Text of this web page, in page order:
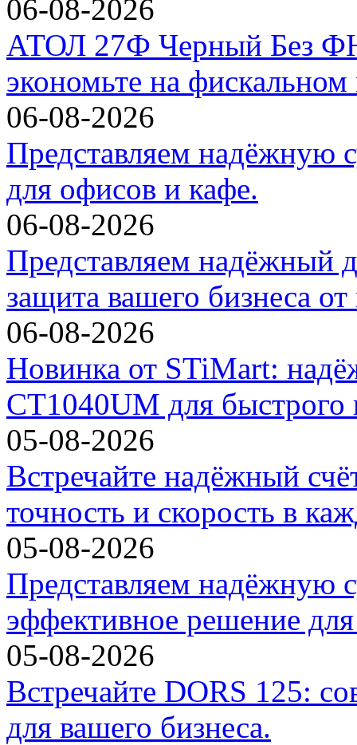
06-08-2026
АТОЛ 27Ф Черный Без
экономьте на фискальном
06-08-2026
Представляем надёжную
для офисов и кафе.
06-08-2026
Представляем надёжный
защита вашего бизнеса
06-08-2026
Новинка от STiMart:
CT1040UM для быстрого
05-08-2026
Встречайте надёжный
точность и скорость в
05-08-2026
Представляем
эффективное решение
05-08-2026
Встречайте DORS 125:
для вашего бизнеса.